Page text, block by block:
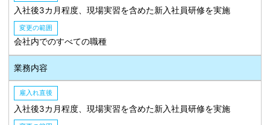
入社後3カ月程度、現場実習を含めた新入社員研修を実施
変更の範囲
会社内でのすべての職種
業務内容
雇入れ直後
入社後3カ月程度、現場実習を含めた新入社員研修を実施